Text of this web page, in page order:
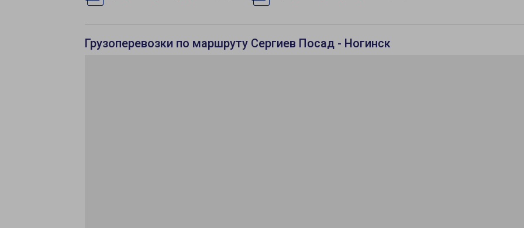
Грузоперевозки по маршруту Сергиев Посад - Ногинск